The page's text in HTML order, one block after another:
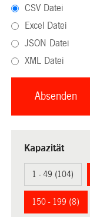
CSV Datei
Excel Datei
JSON Datei
XML Datei
Kapazität
1 - 49 (104)
150 - 199 (8)